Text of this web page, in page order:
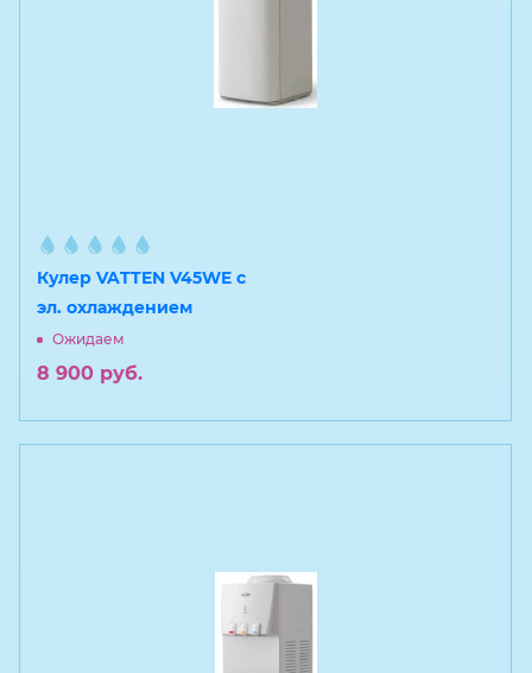
Кулер VATTEN V45WE с
эл. охлаждением
Ожидаем
8 900 руб.